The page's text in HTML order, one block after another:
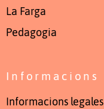
La Farga
Pedagogia
Informacions
Informacions legales